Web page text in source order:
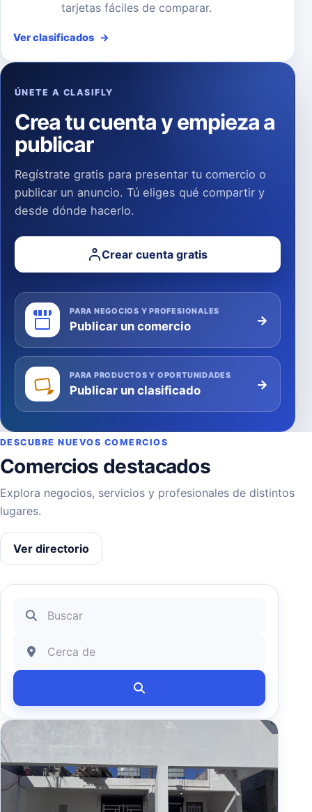
tarjetas fáciles de comparar.
Ver clasificados →
ÚNETE A CLASIFLY
Crea tu cuenta y empieza a
publicar
Regístrate gratis para presentar tu comercio o
publicar un anuncio. Tú eliges qué compartir y
desde dónde hacerlo.
Crear cuenta gratis
PARA NEGOCIOS Y PROFESIONALES
Publicar un comercio →
PARA PRODUCTOS Y OPORTUNIDADES
Publicar un clasificado →
DESCUBRE NUEVOS COMERCIOS
Comercios destacados
Explora negocios, servicios y profesionales de distintos
lugares.
Ver directorio
Buscar